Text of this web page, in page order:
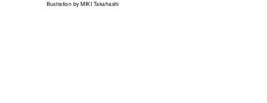
Illustration by MIKI Takahashi